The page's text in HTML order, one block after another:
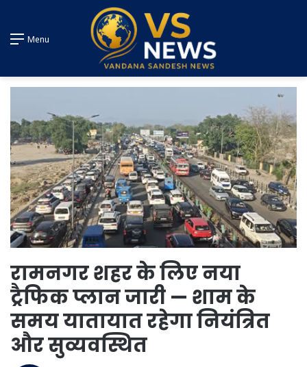
Menu
रामनगर शहर के लिए नया
ट्रैफिक प्लान जारी — शाम के
समय यातायात रहेगा नियंत्रित
और सुव्यवस्थित